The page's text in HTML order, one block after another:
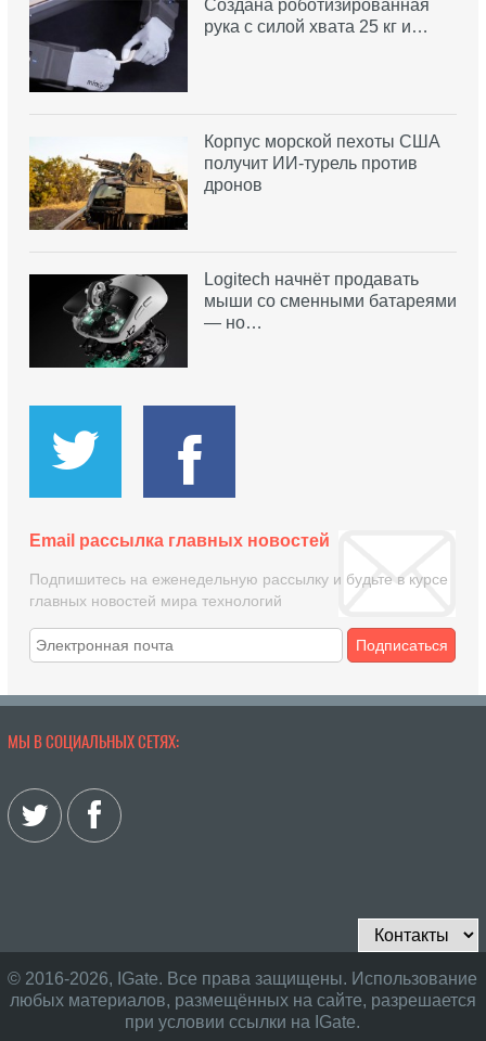
Создана роботизированная
рука с силой хвата 25 кг и…
Корпус морской пехоты США
получит ИИ-турель против
дронов
Logitech начнёт продавать
мыши со сменными батареями
— но…
Email рассылка главных новостей
Подпишитесь на еженедельную рассылку и будьте в курсе
главных новостей мира технологий
Подписаться
МЫ В СОЦИАЛЬНЫХ СЕТЯХ:
© 2016-2026, IGate. Все права защищены. Использование
любых материалов, размещённых на сайте, разрешается
при условии ссылки на IGate.